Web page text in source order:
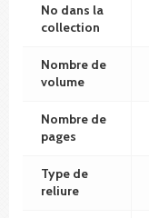
No dans la
collection
Nombre de
volume
Nombre de
pages
Type de
reliure